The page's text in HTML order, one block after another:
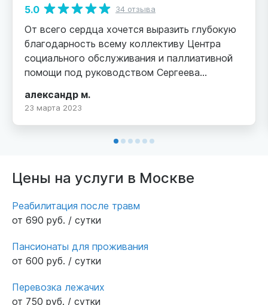
5.0 34 отзыва
От всего сердца хочется выразить глубокую
благодарность всему коллективу Центра
социального обслуживания и паллиативной
помощи под руководством Сергеева
отношение к пациентам, попавшим в
сложную жизненную ситуацию, в связи с
доброжелательно и с уважением относятся ,
опытом. В вашем коллективе трудятся
глубоко милосердные люди, которые не
остаются равнодушными к чужому горю. Не
перестаем удивляться той атмосфере,
заведения, атмосфере не лечебного
учреждения, а уютного семейного очага, где
выпечкой. У нас уже третий год здесь
находится мой папа., мы привезли его сюда в
александр м.
23 марта 2023
Цены на услуги в Москве
Реабилитация после травм
от 690 руб. / сутки
Пансионаты для проживания
от 600 руб. / сутки
Перевозка лежачих
от 750 руб. / сутки